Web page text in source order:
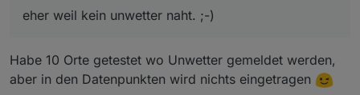
eher weil kein unwetter naht. ;-)
Habe 10 Orte getestet wo Unwetter gemeldet werden,
aber in den Datenpunkten wird nichts eingetragen